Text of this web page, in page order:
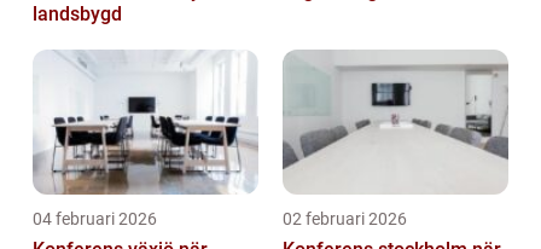
landsbygd
04 februari 2026 02 februari 2026